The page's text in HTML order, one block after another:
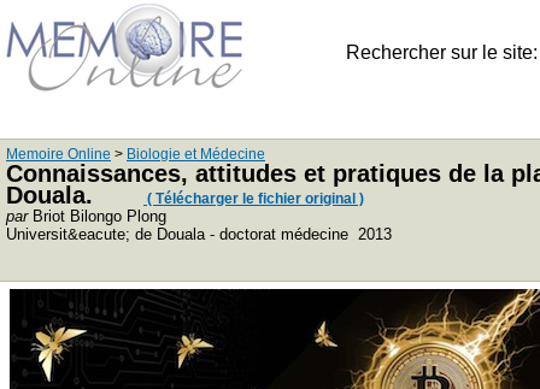
Rechercher sur le
Memoire Online > Biologie et Médecine
Connaissances, attitudes et pratiques de la
Douala.
( Télécharger le fichier original )
parBriot Bilongo Plong
Universit&eacute; de Douala - doctorat médecine 2013